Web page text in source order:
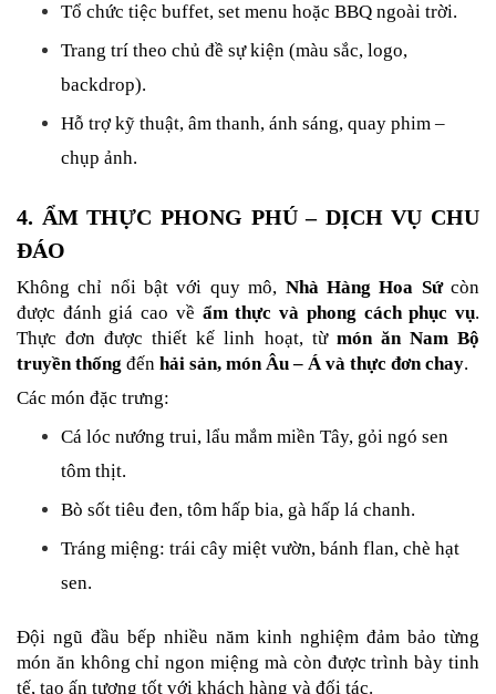
Tổ chức tiệc buffet, set menu hoặc BBQ ngoài trời.
Trang trí theo chủ đề sự kiện (màu sắc, logo,
backdrop).
Hỗ trợ kỹ thuật, âm thanh, ánh sáng, quay phim –
chụp ảnh.
4. ẨM THỰC PHONG PHÚ – DỊCH VỤ CHU
ĐÁO
Không chỉ nổi bật với quy mô, Nhà Hàng Hoa Sứ còn
được đánh giá cao về ẩm thực và phong cách phục vụ.
Thực đơn được thiết kế linh hoạt, từ món ăn Nam Bộ
truyền thống đến hải sản, món Âu – Á và thực đơn chay.
Các món đặc trưng:
Cá lóc nướng trui, lẩu mắm miền Tây, gỏi ngó sen
tôm thịt.
Bò sốt tiêu đen, tôm hấp bia, gà hấp lá chanh.
Tráng miệng: trái cây miệt vườn, bánh flan, chè hạt
sen.
Đội ngũ đầu bếp nhiều năm kinh nghiệm đảm bảo từng
món ăn không chỉ ngon miệng mà còn được trình bày tinh
tế, tạo ấn tượng tốt với khách hàng và đối tác.